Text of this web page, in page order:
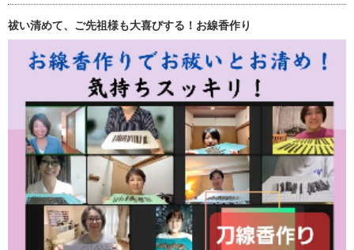
祓い清めて、ご先祖様も大喜びする！お線香作り